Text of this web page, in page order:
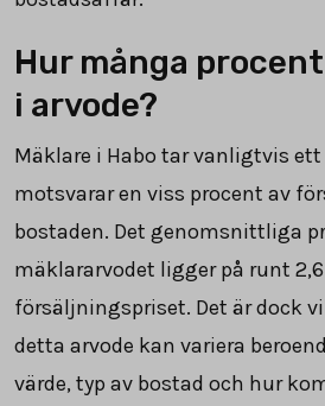
Hur många
i arvode?
Mäklare i Habo tar vanligtvis ett
motsvarar en viss procent av
bostaden. Det genomsnittliga
mäklararvodet ligger på runt 2,6
försäljningspriset. Det är dock
detta arvode kan variera
värde, typ av bostad och hur